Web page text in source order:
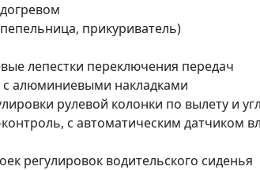
прикуриватель)
лепестки переключения передач
алюминиевыми накладками
рулевой колонки по вылету и
c автоматическим датчиком
регулировок водительского сиденья